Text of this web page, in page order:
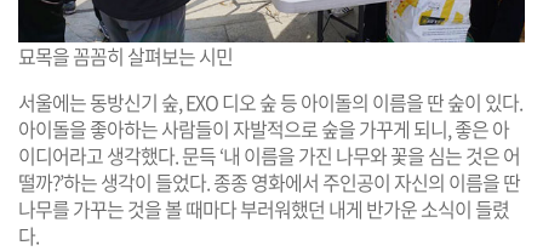
묘목을 꼼꼼히 살펴보는 시민
서울에는 동방신기 숲, EXO 디오 숲 등 아이돌의 이름을 딴 숲이 있다.
아이돌을 좋아하는 사람들이 자발적으로 숲을 가꾸게 되니, 좋은 아
이디어라고 생각했다. 문득 ‘내 이름을 가진 나무와 꽃을 심는 것은 어
떨까?’하는 생각이 들었다. 종종 영화에서 주인공이 자신의 이름을 딴
나무를 가꾸는 것을 볼 때마다 부러워했던 내게 반가운 소식이 들렸
다.